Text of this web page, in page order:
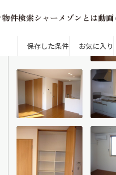
物件検索シ ャーメ ゾン とは動画
着メール設定 最近見た物件
通勤・通学時間から
人気のカテゴリから
保存した条件 お気に入り